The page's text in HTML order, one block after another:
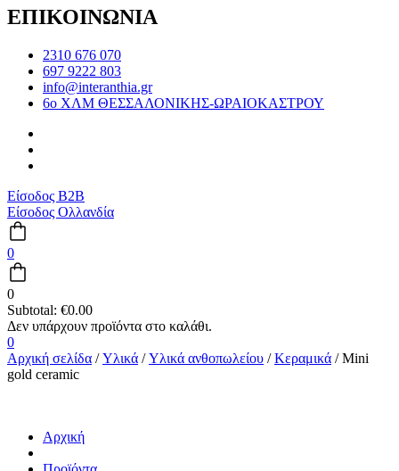
ΕΠΙΚΟΙΝΩΝΙΑ
2310 676 070
697 9222 803
info@interanthia.gr
6ο ΧΛΜ ΘΕΣΣΑΛΟΝΙΚΗΣ-ΩΡΑΙΟΚΑΣΤΡΟΥ
Είσοδος B2B
Είσοδος Ολλανδία
0
0
Subtotal: €0.00
0
Αρχική σελίδα /Υλικά /Υλικά ανθοπωλείου /Κεραμικά / Mini
gold ceramic
Αρχική